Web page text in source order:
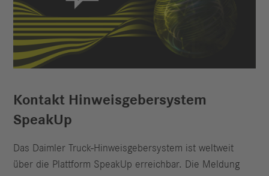
Kontakt Hinweisgebersystem
SpeakUp
Das Daimler Truck-Hinweisgebersystem ist weltweit
über die Plattform SpeakUp erreichbar. Die Meldung